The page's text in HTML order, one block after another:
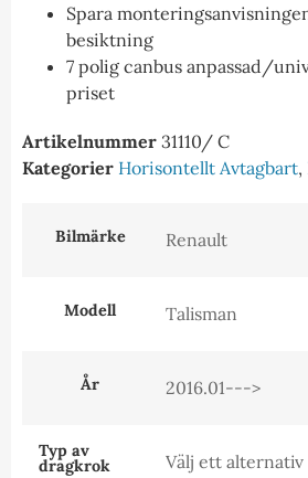
Spara
besiktning
7 polig canbus anpassad/
priset
Artikelnummer 31110/ C
Kategorier Horisontellt Avtagbart,
Bilmärke
Modell
År
Typ av
dragkrok